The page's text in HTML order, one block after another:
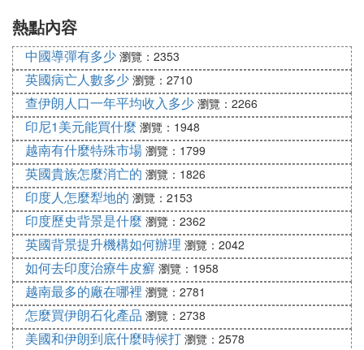
超高的人口密度成為了疫情控制的諸多不穩定因素，
一度成為大家的焦點。雖然與中國相距並不遙遠，但
因為旅遊業的薄弱而導致很多中國人對印度並不是十
分熟悉。
今天我們不談疫情，不談國事，就在汽車這個細分領
域，和訊汽車就帶你走進這個神奇國度的汽車市場，
看看「三哥們」都開什麼車？
印度人都開什麼車？
和全球大部分國家一樣，日系車占據了印度汽車市場
的大部分份額。據印度官方統計，2019年日系車佔到
其乘用車市場超過60%的份額。而在全部日系品牌
中，鈴木占據了全印度超過70%的份額，全球范圍內
都熱銷的豐田和本田只能默默瓜分剩餘的不到30%。
盡管如此，印度仍然被認為是未來幾年最具有汽車消
熱點內容
中國導彈有多少 瀏覽：2353
英國病亡人數多少 瀏覽：2710
查伊朗人口一年平均收入多少 瀏覽：2266
印尼1美元能買什麼 瀏覽：1948
越南有什麼特殊市場 瀏覽：1799
英國貴族怎麼消亡的 瀏覽：1826
印度人怎麼犁地的 瀏覽：2153
印度歷史背景是什麼 瀏覽：2362
英國背景提升機構如何辦理 瀏覽：2042
如何去印度治療牛皮癬 瀏覽：1958
越南最多的廠在哪裡 瀏覽：2781
怎麼買伊朗石化產品 瀏覽：2738
美國和伊朗到底什麼時候打 瀏覽：2578